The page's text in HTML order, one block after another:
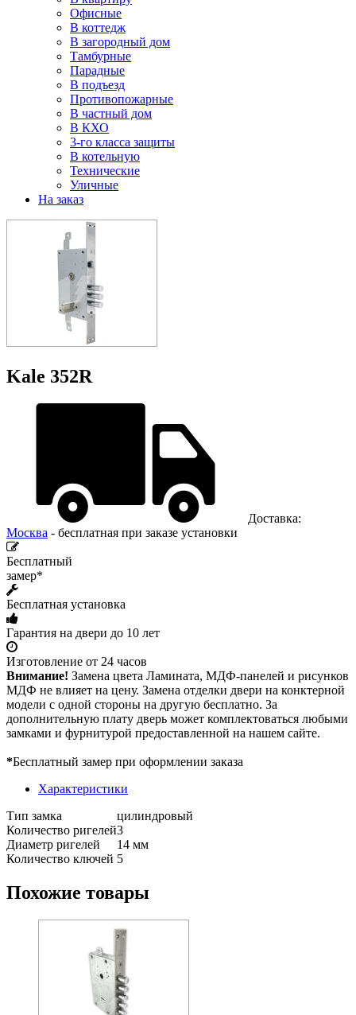
Офисные
В коттедж
В загородный дом
Тамбурные
Парадные
В подъезд
Противопожарные
В частный дом
В КХО
3-го класса защиты
В котельную
Технические
Уличные
На заказ
Kale 352R
Доставка:
Москва - бесплатная при заказе установки
Бесплатный
замер*
Бесплатная установка
Гарантия на двери до 10 лет
Изготовление от 24 часов
Внимание! Замена цвета Ламината, МДФ-панелей и рисунков
МДФ не влияет на цену. Замена отделки двери на конктерной
модели с одной стороны на другую бесплатно. За
дополнительную плату дверь может комплектоваться любыми
замками и фурнитурой предоставленной на нашем сайте.
*Бесплатный замер при оформлении заказа
Характеристики
Тип замка
цилиндровый
Количество ригелей3
Диаметр ригелей
14 мм
Количество ключей 5
Похожие товары